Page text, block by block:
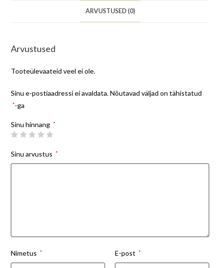
ARVUSTUSED (0)
Arvustused
Tooteülevaateid veel ei ole.
Sinu e-postiaadressi ei avaldata. Nõutavad väljad on tähistatud
*-ga
Sinu hinnang *
Sinu arvustus *
Nimetus * E-post *